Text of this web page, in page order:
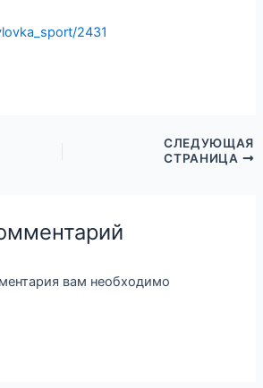
2431
СЛЕДУЮЩАЯ
СТРАНИЦА
вам необходимо